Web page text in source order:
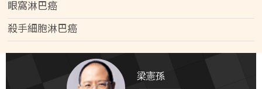
眼窩淋巴癌
殺手細胞淋巴癌
梁憲孫